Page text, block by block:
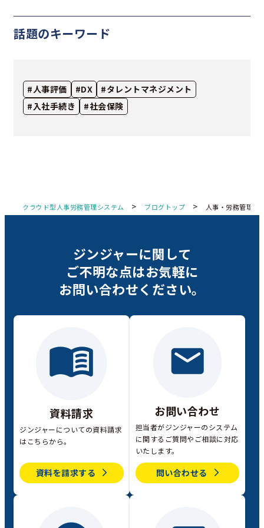
話題のキーワード
#人事評価 #DX
#タレントマネジメント
#入社手続き
#社会保険
クラウド型人事労務管理システム > ブログトップ > 人事・労務管理
ジンジャーに関して
ご不明な点はお気軽に
お問い合わせください。
資料請求
ジンジャーについての資料請求
はこちらから。
資料を請求する
お問い合わせ
担当者がジンジャーのシステム
に関するご質問やご相談に対応
いたします。
問い合わせる